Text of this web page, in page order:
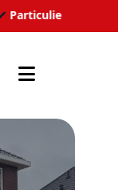
Particulier en